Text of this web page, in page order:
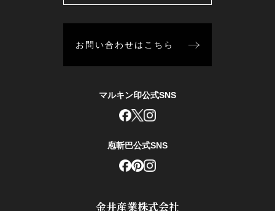
金井産業株式会社
お問い合わせはこちら
マルキン印公式SNS
庖斬巴公式SNS